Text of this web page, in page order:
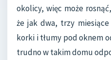
okolicy, więc może
że jak dwa, trzy
korki i tłumy pod oknem
trudno w takim domu